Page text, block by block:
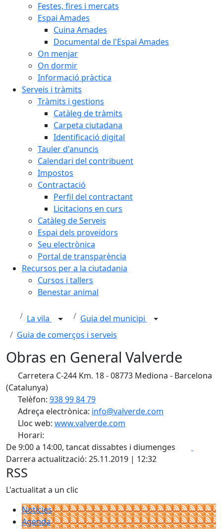
Festes, fires i mercats
Espai Amades
Cuina Amades
Documental de l'Espai Amades
On menjar
On dormir
Informació pràctica
Serveis i tràmits
Tràmits i gestions
Catàleg de tràmits
Carpeta ciutadana
Identificació digital
Tauler d'anuncis
Calendari del contribuent
Impostos
Contractació
Perfil del contractant
Licitacions en curs
Catàleg de Serveis
Espai dels proveïdors
Seu electrònica
Portal de transparència
Recursos per a la ciutadania
Cursos i tallers
Benestar animal
La vila
Guia del municipi
Guia de comerços i serveis
Obras en General Valverde
Carretera C-244 Km. 18 - 08773 Mediona - Barcelona
(Catalunya)
Telèfon: 938 99 84 79
Adreça electrònica: info@valverde.com
Lloc web: www.valverde.com
Horari:
De 9:00 a 14:00, tancat dissabtes i diumenges
Darrera actualització: 25.11.2019 | 12:32
RSS
L'actualitat a un clic
Notícies
Agenda